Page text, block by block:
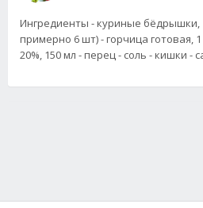
Ингредиенты - куриные бёдрышки,
примерно 6 шт) - горчица готовая, 1
20%, 150 мл - перец - соль - кишки -